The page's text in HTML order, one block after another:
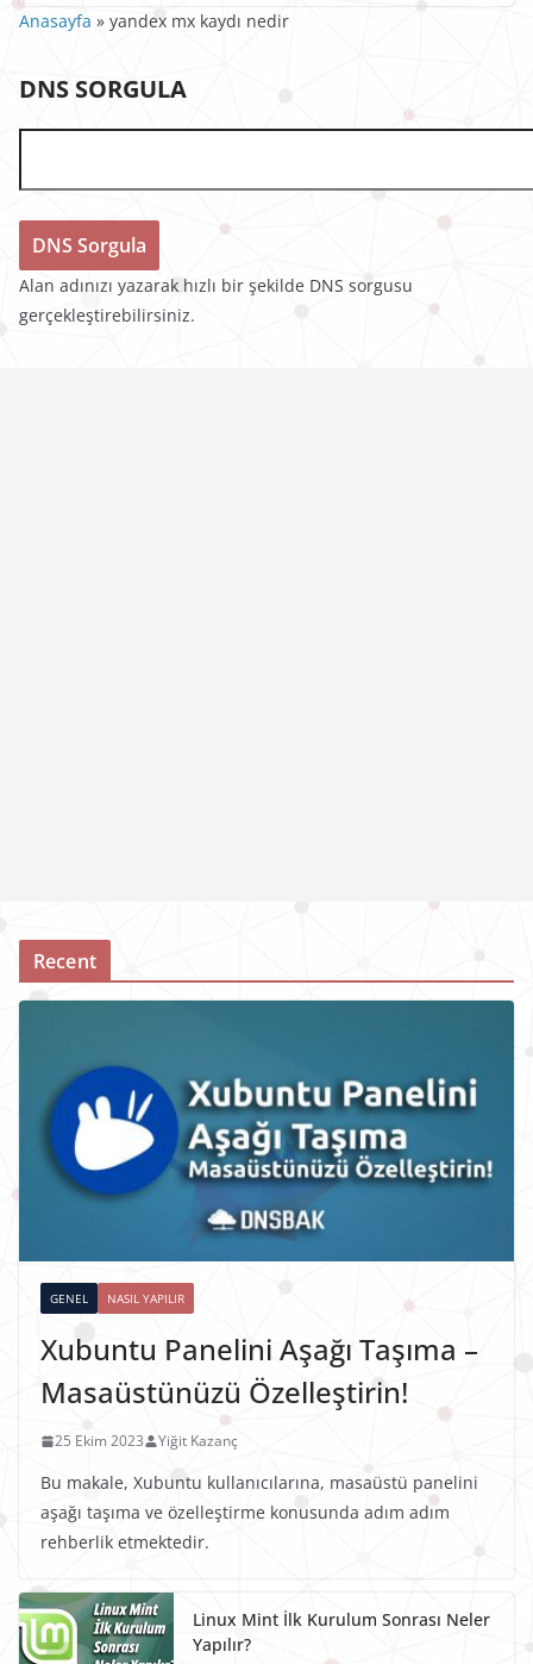
Anasayfa » yandex mx kaydı nedir
DNS SORGULA
Alan adınızı yazarak hızlı bir şekilde DNS sorgusu
gerçekleştirebilirsiniz.
Recent
GENEL NASIL YAPILIR
Xubuntu Panelini Aşağı Taşıma –
Masaüstünüzü Özelleştirin!
25 Ekim 2023 Yiğit Kazanç
Bu makale, Xubuntu kullanıcılarına, masaüstü panelini
aşağı taşıma ve özelleştirme konusunda adım adım
rehberlik etmektedir.
Linux Mint İlk Kurulum Sonrası Neler
Yapılır?